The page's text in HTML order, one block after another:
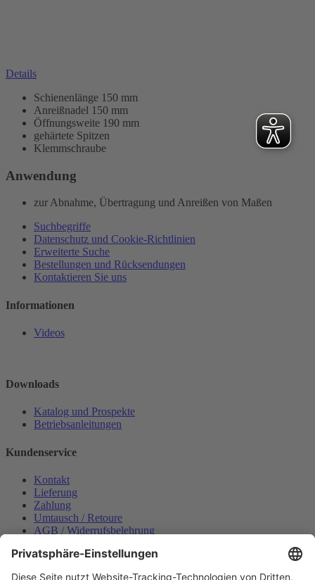
Details
Schienenlänge 150 mm
Anreißnadel 150 mm
Öffnungsweite 190 mm
gehärtete Spitzen
Klemmschraube
Anwendung
zur Abnahme, Übertragung und Anreißen von Maßen
Suchbegriffe
Datenschutz und Cookie-Richtlinien
Erweiterte Suche
Bestellungen und Rücksendungen
Kontaktieren Sie uns
Informationen
Videos
Downloads
Katalog und Prospekte
Betriebsanleitungen
Kundenservice
Kontakt
Lieferung
Zahlung
Umtausch / Retoure
AGB / Widerrufsbelehrung
Datenschutzerklärung